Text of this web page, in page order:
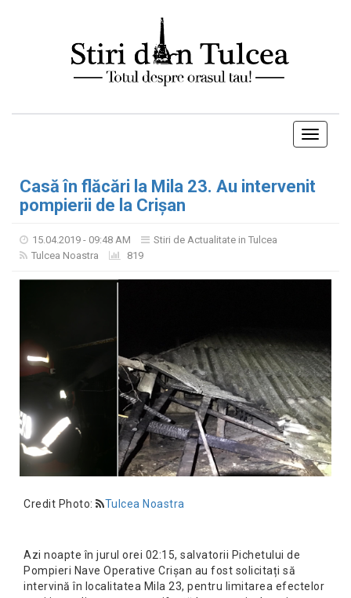
Toggle
Casă în flăcări la Mila 23. Au intervenit
pompierii de la Crișan
15.04.2019 - 09:48 AM
Stiri de Actualitate in Tulcea
Tulcea Noastra
819
Credit Photo: Tulcea Noastra
Azi noapte în jurul orei 02:15, salvatorii Pichetului de
Pompieri Nave Operative Crișan au fost solicitați să
intervină în localitatea Mila 23, pentru limitarea efectelor